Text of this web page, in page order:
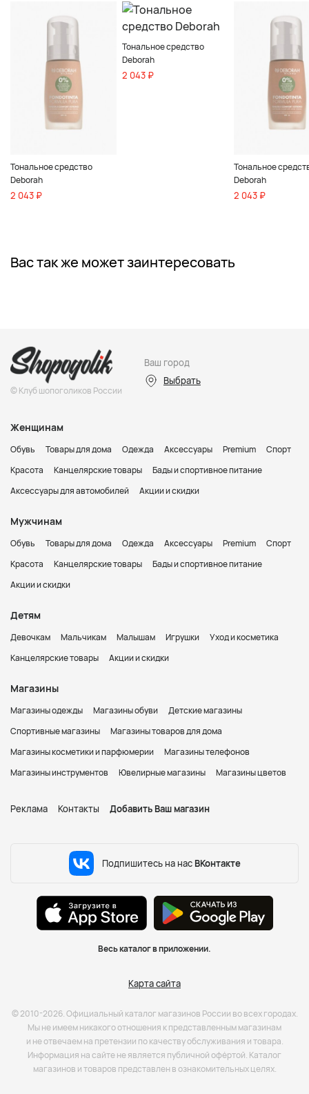
Тональное средство
Deborah
2 043 ₽
Тональное средство
Deborah
2 043 ₽
Тональное
Deborah
2 043 ₽
Вас так же может заинтересовать
© Клуб шопоголиков России
Ваш город
Выбрать
Женщинам
Обувь Товары для дома Одежда Аксессуары Premium
Спорт
Красота
Канцелярские товары
Бады и спортивное питание
Аксессуары для автомобилей
Акции и скидки
Мужчинам
Обувь Товары для дома Одежда Аксессуары Premium
Спорт
Красота
Канцелярские товары
Бады и спортивное питание
Акции и скидки
Детям
Девочкам Мальчикам Малышам Игрушки
Уход и косметика
Канцелярские товары
Акции и скидки
Магазины
Магазины одежды Магазины обуви
Детские магазины
Спортивные магазины
Магазины товаров для дома
Магазины косметики и парфюмерии
Магазины телефонов
Магазины инструментов
Ювелирные магазины Магазины цветов
Реклама Контакты Добавить Ваш магазин
Подпишитесь на нас ВКонтакте
Весь каталог в приложении.
Карта сайта
© 2010-2026. Официальный каталог магазинов России во всех городах.
Мы не имеем никакого отношения к представленным магазинам
и не отвечаем на претензии по качеству обслуживания и товара.
Информация на сайте не является публичной офёртой. Каталог
магазинов и товаров представлен в ознакомительных целях.